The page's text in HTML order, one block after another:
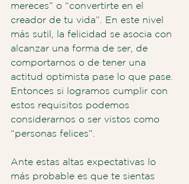
mereces” o “convertirte en el
creador de tu vida”. En este nivel
más sutil, la felicidad se asocia con
alcanzar una forma de ser, de
comportarnos o de tener una
actitud optimista pase lo que pase.
Entonces si logramos cumplir con
estos requisitos podemos
considerarnos o ser vistos como
“personas felices”.
Ante estas altas expectativas lo
más probable es que te sientas